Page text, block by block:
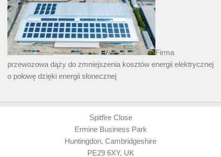
Firma
przewozowa dąży do zmniejszenia kosztów energii elektrycznej
o połowę dzięki energii słonecznej
Spitfire Close
Ermine Business Park
Huntingdon, Cambridgeshire
PE29 6XY, UK